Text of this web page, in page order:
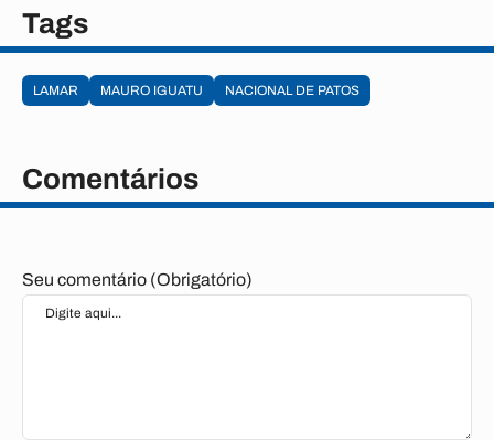
Tags
LAMAR MAURO IGUATU NACIONAL DE PATOS
Comentários
Seu comentário (Obrigatório)